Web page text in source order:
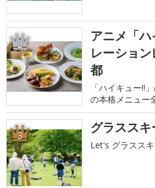
2
アニメ「
レーショ
都
「ハイキュー!!
の本格メニュー
3 グラスス
Let's グラススキ